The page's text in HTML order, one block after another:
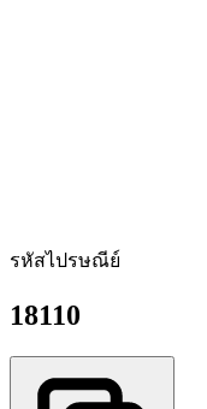
รหัสไปรษณีย์
18110